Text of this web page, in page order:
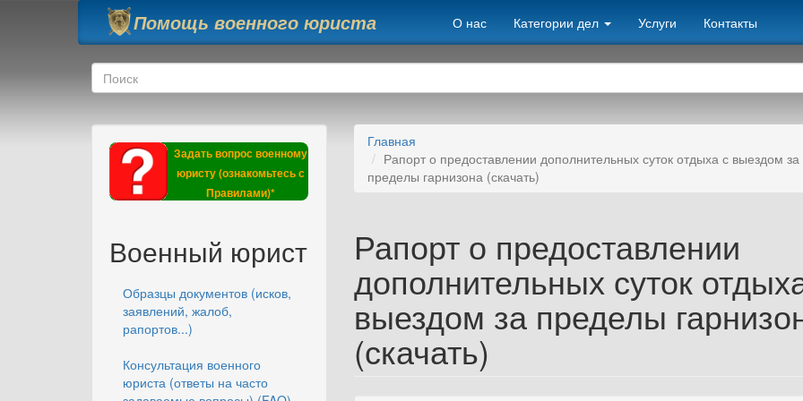
Перейти к основному содержанию
Помощь военного юриста О нас Категории дел Услуги Контакты
Форма поиска
Поиск
Задать вопрос военному
юристу (ознакомьтесь с
Правилами)*
Военный юрист
Образцы документов (исков,
заявлений, жалоб,
рапортов...)
Консультация военного
юриста (ответы на часто
Главная
Рапорт о предоставлении дополнительных суток отдыха с выездом за
пределы гарнизона (скачать)
Рапорт о предоставлении
дополнительных суток
выездом за пределы
(скачать)